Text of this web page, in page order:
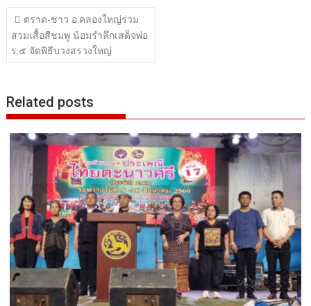
แนะแนว
เรื่อง
ตราด-ชาว อ.คลองใหญ่ร่วม
สวมเสื้อสีชมพู น้อมรำลึกเสด็จพ่อ
ร.๕ จัดพิธีบวงสรวงใหญ่
Related posts